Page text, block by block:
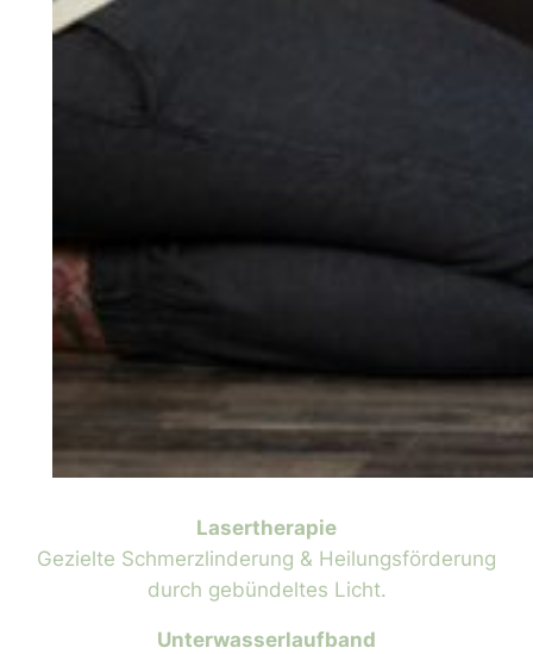
Lasertherapie
Gezielte Schmerzlinderung & Heilungsförderung
durch gebündeltes Licht.
Unterwasserlaufband